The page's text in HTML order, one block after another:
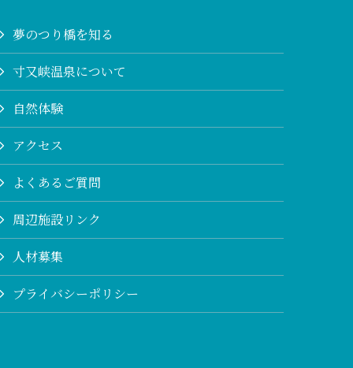
夢のつり橋を知る
寸又峡温泉について
自然体験
アクセス
よくあるご質問
周辺施設リンク
人材募集
プライバシーポリシー